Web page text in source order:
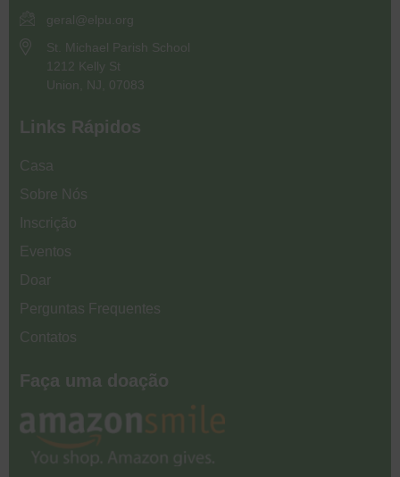
geral@elpu.org
St. Michael Parish School
1212 Kelly St
Union, NJ, 07083
Links Rápidos
Casa
Sobre Nós
Inscrição
Eventos
Doar
Perguntas Frequentes
Contatos
Faça uma doação